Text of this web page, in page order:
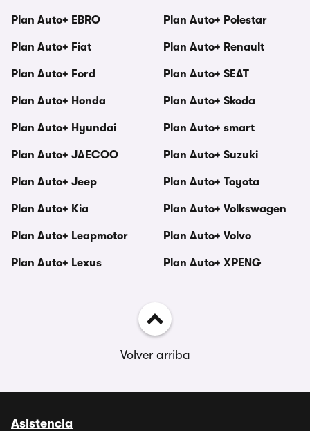
Plan Auto+ EBRO
Plan Auto+ Fiat
Plan Auto+ Ford
Plan Auto+ Honda
Plan Auto+ Hyundai
Plan Auto+ JAECOO
Plan Auto+ Jeep
Plan Auto+ Kia
Plan Auto+ Leapmotor
Plan Auto+ Lexus
Plan Auto+ Polestar
Plan Auto+ Renault
Plan Auto+ SEAT
Plan Auto+ Skoda
Plan Auto+ smart
Plan Auto+ Suzuki
Plan Auto+ Toyota
Plan Auto+ Volkswagen
Plan Auto+ Volvo
Plan Auto+ XPENG
Volver arriba
Asistencia